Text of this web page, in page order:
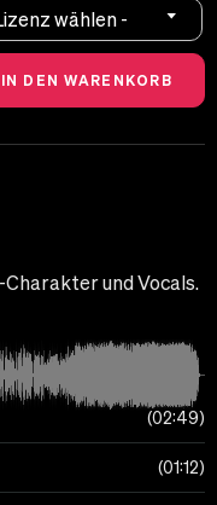
wählen -
und Vocals.
02:49
01:12